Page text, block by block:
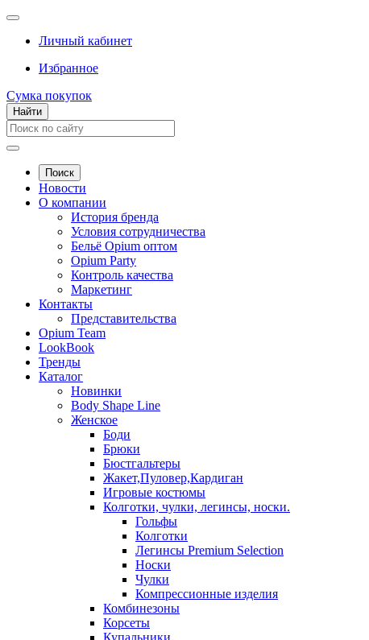
Личный кабинет
Избранное
Сумка покупок
Найти
Поиск
Новости
О компании
История бренда
Условия сотрудничества
Бельё Opium оптом
Opium Party
Контроль качества
Маркетинг
Контакты
Представительства
Opium Team
LookBook
Тренды
Каталог
Новинки
Body Shape Line
Женское
Боди
Брюки
Бюстгальтеры
Жакет,Пуловер,Кардиган
Игровые костюмы
Колготки, чулки, легинсы, носки.
Гольфы
Колготки
Легинсы Premium Selection
Носки
Чулки
Компрессионные изделия
Комбинезоны
Корсеты
Купальники